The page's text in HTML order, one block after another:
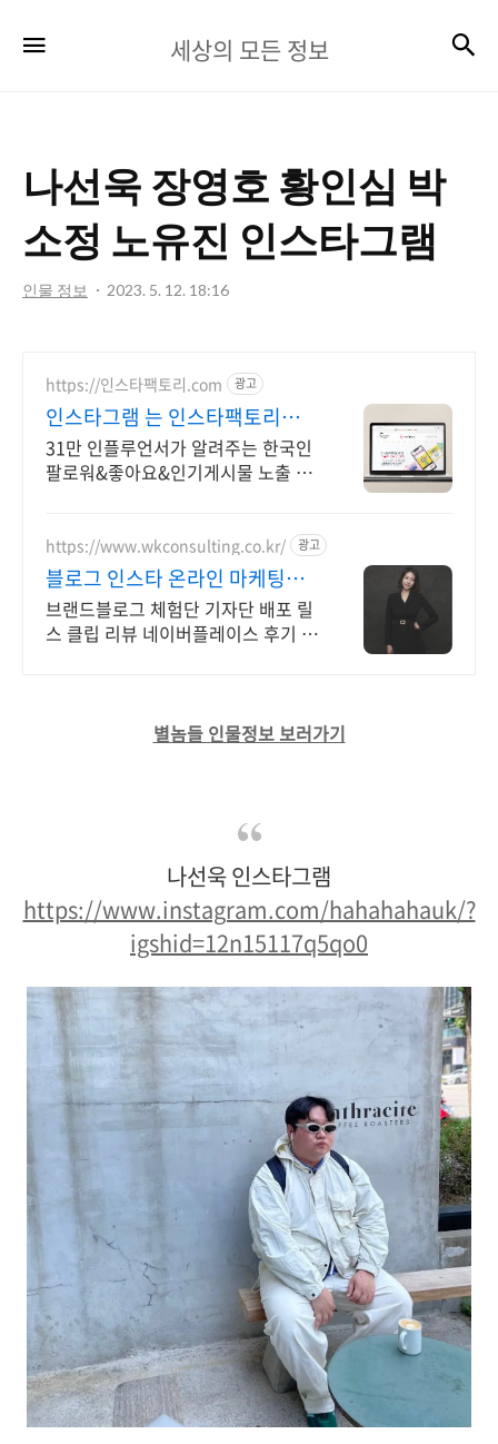
상
든
정
보
세상의 모든 정보
나선욱 장영호 황인심 박
소정 노유진 인스타그램
인물 정보 2023. 5. 12. 18:16
https://인스타팩토리.com 광고
인스타그램 는 인스타팩토리
100% 실제 한국인 증가
31만 인플루언서가 알려주는 한국인
팔로워&좋아요&인기게시물 노출 관
좋아요 증가
https://www.wkconsulting.co.kr/ 광고
블로그 인스타 온라인 마케팅
WK컨설팅 온라인마케팅 업체
브랜드블로그 체험단 기자단 배포 릴
스 클립 리뷰 네이버플레이스 후기 광
별놈들 인물정보 보러가기
나선욱 인스타그램
https://www.instagram.com/hahahahauk/?
igshid=12n15117q5qo0